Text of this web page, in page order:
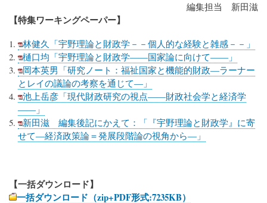
編集担当 新田滋
【特集ワーキングペーパー】
林健久「宇野理論と財政学－－個人的な経験と雑感－－」
樋口均「宇野理論と財政学――国家論に向けて――」
岡本英男「研究ノート：福祉国家と機能的財政―ラーナー
とレイの議論の考察を通じて―」
池上岳彦「現代財政研究の視点――財政社会学と経済学
――」
新田滋 編集後記にかえて：「『宇野理論と財政学』に寄
せて―経済政策論＝発展段階論の視角から―」
【一括ダウンロード】
一括ダウンロード（zip+PDF形式:7235KB）